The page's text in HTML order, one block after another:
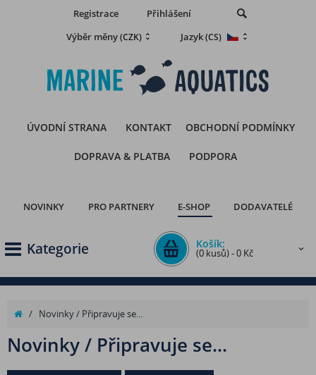
Registrace
Přihlášení
Výběr měny(CZK) Jazyk(CS)
ÚVODNÍ STRANA KONTAKT OBCHODNÍ PODMÍNKY
DOPRAVA & PLATBA PODPORA
NOVINKY PRO PARTNERY E-SHOP DODAVATELÉ
Kategorie Košík:
(0 kusů) - 0 Kč
/ Novinky / Připravuje se...
Novinky / Připravuje se...